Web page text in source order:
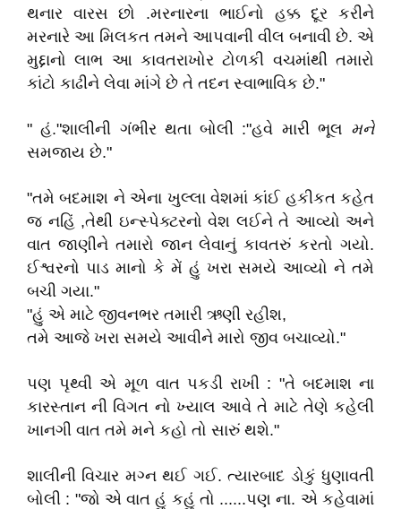
થનાર વારસ છો .મરનારના ભાઈનો હક્ક દૂર કરીને
મરનારે આ મિલકત તમને આપવાની વીલ બનાવી છે. એ
મુદ્દાનો લાભ આ કાવતરાખોર ટોળકી વચમાંથી તમારો
કાંટો કાઢીને લેવા માંગે છે તે તદન સ્વાભાવિક છે."
" હં."શાલીની ગંભીર થતા બોલી :"હવે મારી ભૂલ મને
સમજાય છે."
"તમે બદમાશ ને એના ખુલ્લા વેશમાં કાંઈ હકીકત કહેત
જ નહિં ,તેથી ઇન્સ્પેક્ટરનો વેશ લઈને તે આવ્યો અને
વાત જાણીને તમારો જાન લેવાનું કાવતરું કરતો ગયો.
ઈશ્વરનો પાડ માનો કે મેં હું ખરા સમયે આવ્યો ને તમે
બચી ગયા."
"હું એ માટે જીવનભર તમારી ઋણી રહીશ,
તમે આજે ખરા સમયે આવીને મારો જીવ બચાવ્યો."
પણ પૃથ્વી એ મૂળ વાત પકડી રાખી : "તે બદમાશ ના
કારસ્તાન ની વિગત નો ખ્યાલ આવે તે માટે તેણે કહેલી
ખાનગી વાત તમે મને કહો તો સારું થશે."
શાલીની વિચાર મગ્ન થઈ ગઈ. ત્યારબાદ ડોકું ધુણાવતી
બોલી : "જો એ વાત હું કહું તો ......પણ ના. એ કહેવામાં